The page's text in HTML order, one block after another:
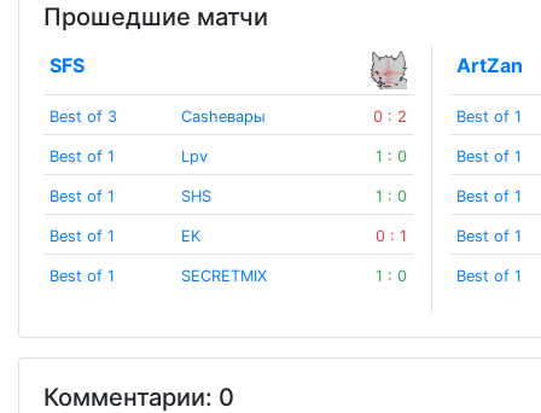
Прошедшие матчи
SFS
Best of 3 Сashевары 0 : 2
Best of 1 Lpv 1 : 0
Best of 1 SHS 1 : 0
Best of 1 EK 0 : 1
Best of 1 SECRETMIX 1 : 0
ArtZan
Best of 1
Best of 1
Best of 1
Best of 1
Best of 1
Комментарии: 0